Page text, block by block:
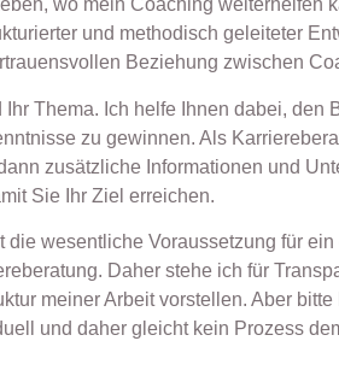
wo mein Coaching weiterhelfen
und methodisch geleiteter
Beziehung zwischen
Thema. Ich helfe Ihnen dabei, den
zu gewinnen. Als
zusätzliche Informationen und
Sie Ihr Ziel erreichen.
wesentliche Voraussetzung für
Daher stehe ich für
meiner Arbeit vorstellen. Aber
und daher gleicht kein Prozess